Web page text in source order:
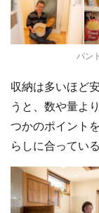
パン
収納は多いほど
うと、数や量よ
つかのポイント
らしに合ってい